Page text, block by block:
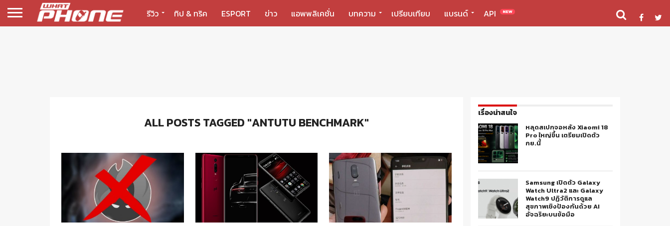
รีวิว ทิป & ทริค ESPORT ข่าว แอพพลิเคชั่น บทความ เปรียบเทียบ แบรนด์ API NEW
ALL POSTS TAGGED "ANTUTU BENCHMARK"
เรื่องน่าสนใจ
หลุดสเปกจอหลัง Xiaomi 18
Pro ใหญ่ขึ้น เตรียมเปิดตัว
กย.นี้
Samsung เปิดตัว Galaxy
Watch Ultra2 และ Galaxy
Watch9 ปฏิวัติการดูแล
สุขภาพเชิงป้องกันด้วย AI
อัจฉริยะบนข้อมือ